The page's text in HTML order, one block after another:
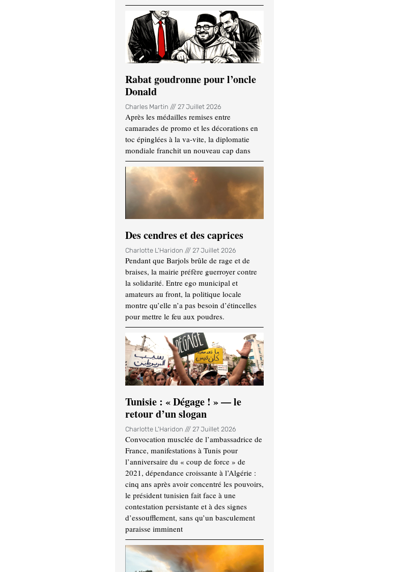
Rabat goudronne pour l’oncle
Donald
Charles Martin 27 Juillet 2026
Après les médailles remises entre
camarades de promo et les décorations en
toc épinglées à la va-vite, la diplomatie
mondiale franchit un nouveau cap dans
Des cendres et des caprices
Charlotte L'Haridon 27 Juillet 2026
Pendant que Barjols brûle de rage et de
braises, la mairie préfère guerroyer contre
la solidarité. Entre ego municipal et
amateurs au front, la politique locale
montre qu’elle n’a pas besoin d’étincelles
pour mettre le feu aux poudres.
Tunisie : « Dégage ! » — le
retour d’un slogan
Charlotte L'Haridon 27 Juillet 2026
Convocation musclée de l’ambassadrice de
France, manifestations à Tunis pour
l’anniversaire du « coup de force » de
2021, dépendance croissante à l’Algérie :
cinq ans après avoir concentré les pouvoirs,
le président tunisien fait face à une
contestation persistante et à des signes
d’essoufflement, sans qu’un basculement
paraisse imminent